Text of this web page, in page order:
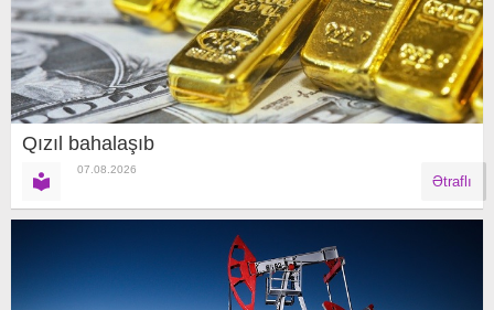
Qızıl bahalaşıb
07.08.2026
Ətraflı